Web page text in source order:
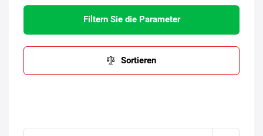
Filtern Sie die Parameter
Sortieren